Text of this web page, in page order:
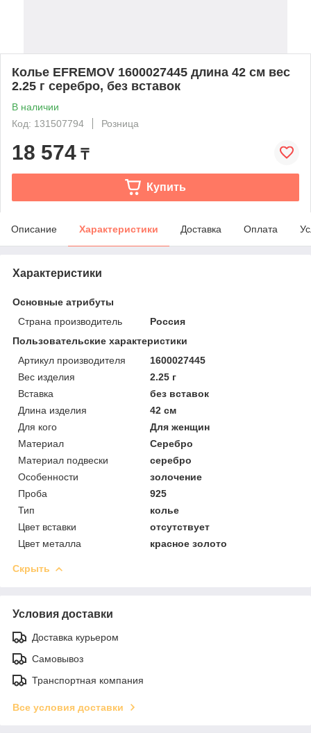
Колье EFREMOV 1600027445 длина 42 см вес
2.25 г серебро, без вставок
В наличии
Код: 131507794
Розница
18 574 ₸
Купить
Описание Характеристики Доставка Оплата
Характеристики
Основные атрибуты
Страна производитель
Россия
Пользовательские характеристики
Артикул производителя
1600027445
Вес изделия
2.25 г
Вставка
без вставок
Длина изделия
42 см
Для кого
Для женщин
Материал
Серебро
Материал подвески
серебро
Особенности
золочение
Проба
925
Тип
колье
Цвет вставки
отсутствует
Цвет металла
красное золото
Скрыть
Условия доставки
Доставка курьером
Самовывоз
Транспортная компания
Все условия доставки